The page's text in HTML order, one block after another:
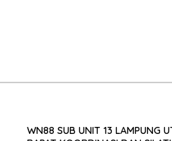
WN88 SUB UNIT 13 LAMPUNG